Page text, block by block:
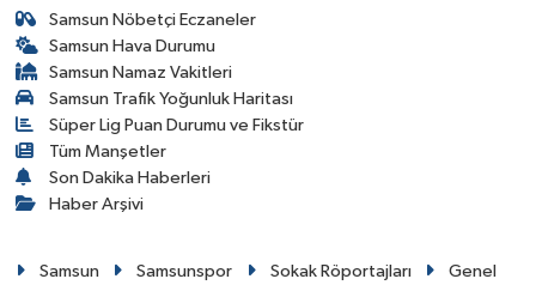
Samsun Nöbetçi Eczaneler
Samsun Hava Durumu
Samsun Namaz Vakitleri
Samsun Trafik Yoğunluk Haritası
Süper Lig Puan Durumu ve Fikstür
Tüm Manşetler
Son Dakika Haberleri
Haber Arşivi
Samsun Samsunspor Sokak Röportajları
Genel